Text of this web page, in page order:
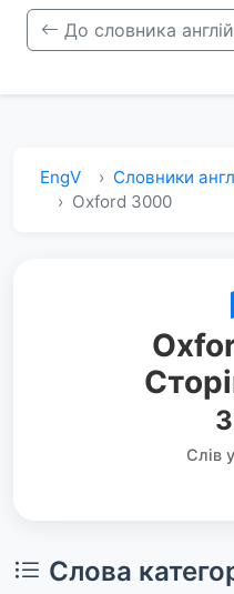
До словника
EngV
Словники
Oxford 3000
Слів
Слова